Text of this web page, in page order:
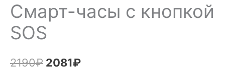
Смарт-часы с кнопкой
SOS
2190₽ Первоначальная
2081₽Текущая